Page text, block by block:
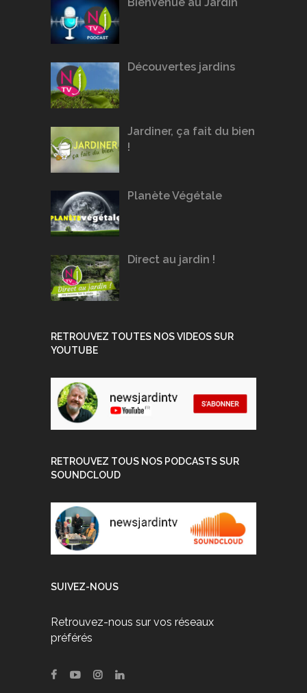
Découvertes jardins
Jardiner, ça fait du bien
!
Planète Végétale
Direct au jardin !
RETROUVEZ TOUTES NOS VIDEOS SUR
YOUTUBE
RETROUVEZ TOUS NOS PODCASTS SUR
SOUNDCLOUD
SUIVEZ-NOUS
Retrouvez-nous sur vos réseaux
préférés